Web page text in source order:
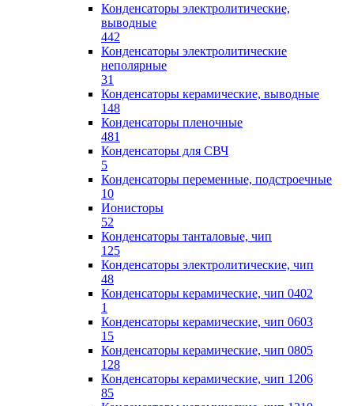
Конденсаторы электролитические,
выводные
442
Конденсаторы электролитические
неполярные
31
Конденсаторы керамические, выводные
148
Конденсаторы пленочные
481
Конденсаторы для СВЧ
5
Конденсаторы переменные, подстроечные
10
Ионисторы
52
Конденсаторы танталовые, чип
125
Конденсаторы электролитические, чип
48
Конденсаторы керамические, чип 0402
1
Конденсаторы керамические, чип 0603
15
Конденсаторы керамические, чип 0805
128
Конденсаторы керамические, чип 1206
85